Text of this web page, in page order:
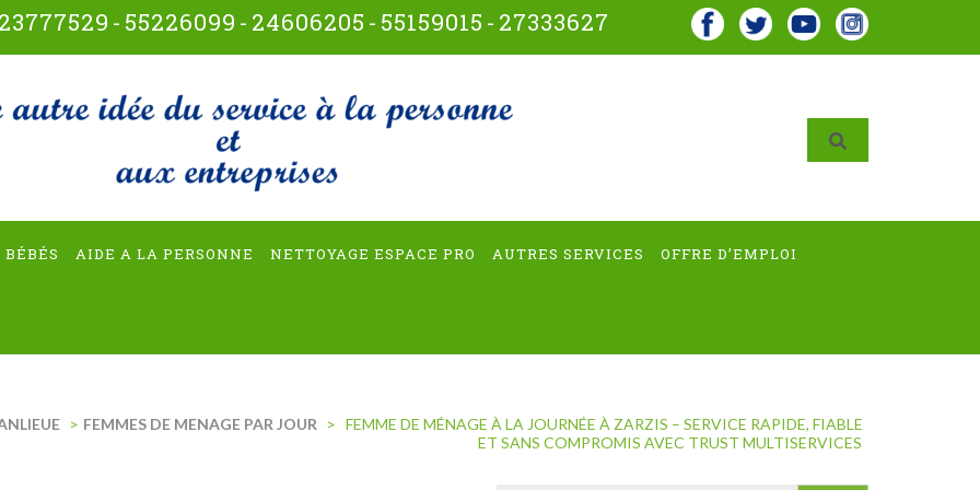
23777529 - 55226099 - 24606205 - 55159015 - 27333627
multiservices
BÉBÉS AIDE A LA PERSONNE NETTOYAGE ESPACE PRO AUTRES SERVICES OFFRE D’EMPLOI
> FEMMES DE MENAGE PAR JOUR > FEMME DE MÉNAGE À LA JOURNÉE À ZARZIS – SERVICE RAPIDE, FIABLE
ET SANS COMPROMIS AVEC TRUST MULTISERVICES